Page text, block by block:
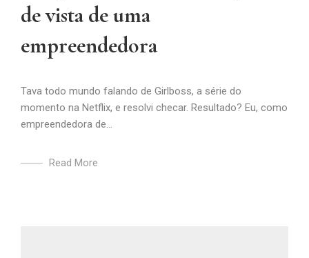
de vista de uma
empreendedora
Tava todo mundo falando de Girlboss, a série do
momento na Netflix, e resolvi checar. Resultado? Eu, como
empreendedora de...
Read More